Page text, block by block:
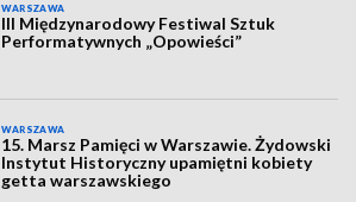
WARSZAWA
III Międzynarodowy Festiwal Sztuk
Performatywnych „Opowieści”
WARSZAWA
15. Marsz Pamięci w Warszawie. Żydowski
Instytut Historyczny upamiętni kobiety
getta warszawskiego